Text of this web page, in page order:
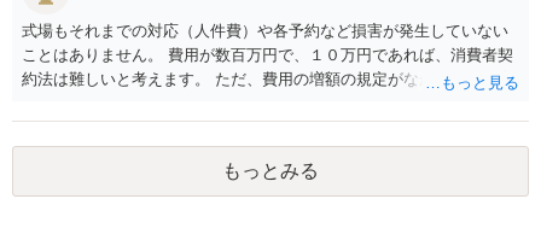
式場もそれまでの対応（人件費）や各予約など損害が発生していない
ことはありません。 費用が数百万円で、１０万円であれば、消費者契
約法は難しいと考えます。 ただ、費用の増額の規定がなかったのに増
ということになり、解約するのは理由がないことになります。
もっとみる